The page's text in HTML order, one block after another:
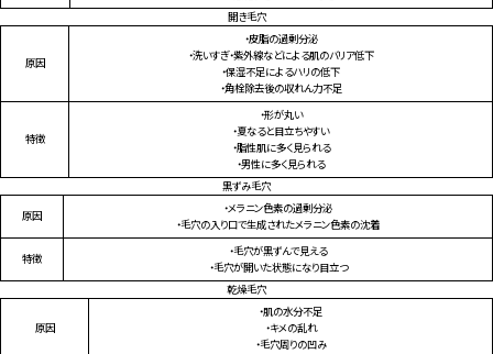
開き毛穴
原因
・皮脂の過剰分泌
・洗いすぎ・紫外線などによる肌のバリア低下
・保湿不足によるハリの低下
・角栓除去後の収れん力不足
特徴
・形が丸い
・夏なると目立ちやすい
・脂性肌に多く見られる
・男性に多く見られる
黒ずみ毛穴
原因
・メラニン色素の過剰分泌
・毛穴の入り口で生成されたメラニン色素の沈着
特徴
・毛穴が黒ずんで見える
・毛穴が開いた状態になり目立つ
乾燥毛穴
原因
・肌の水分不足
・キメの乱れ
・毛穴周りの凹み